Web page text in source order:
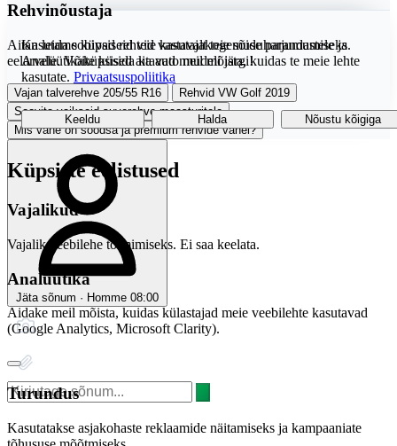
Rehvinõustaja
Aitan leida sobivad rehvid vastavalt teie sõiduharjumustele ja
eelarvele. Võite küsida ka auto mudeli järgi!
Vajan talverehve 205/55 R16
Rehvid VW Golf 2019
Soovita vaikseid suverehve maasturitele
Mis vahe on soodsa ja premium rehvide vahel?
Jäta sõnum · Homme 08:00
Kasutame küpsiseid teie kasutajakogemuse parandamiseks.
Analüütikaküpsised aitavad meil mõista, kuidas te meie lehte
kasutate. Privaatsuspoliitika
Keeldu Halda Nõustu kõigiga
Küpsiste eelistused
Vajalikud
Vajalik veebilehe toimimiseks. Ei saa keelata.
Analüütika
Aidake meil mõista, kuidas külastajad meie veebilehte kasutavad
(Google Analytics, Microsoft Clarity).
Turundus
Kasutatakse asjakohaste reklaamide näitamiseks ja kampaaniate